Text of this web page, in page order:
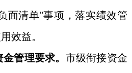
面清单”事项，落实绩效管
效益。
管理要求。 市级衔接资金